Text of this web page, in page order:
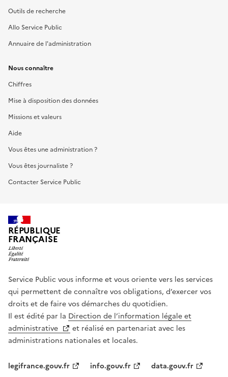
Outils de recherche
Allo Service Public
Annuaire de l'administration
Nous connaître
Chiffres
Mise à disposition des données
Missions et valeurs
Aide
Vous êtes une administration ?
Vous êtes journaliste ?
Contacter Service Public
RÉPUBLIQUE
FRANÇAISE
Service Public vous informe et vous oriente vers les services
qui permettent de connaître vos obligations, d’exercer vos
droits et de faire vos démarches du quotidien.
Il est édité par la Direction de l’information légale et
administrative
et réalisé en partenariat avec les
administrations nationales et locales.
legifrance.gouv.fr info.gouv.fr data.gouv.fr